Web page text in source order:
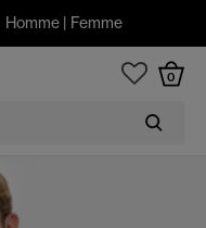
Homme| Femme
0